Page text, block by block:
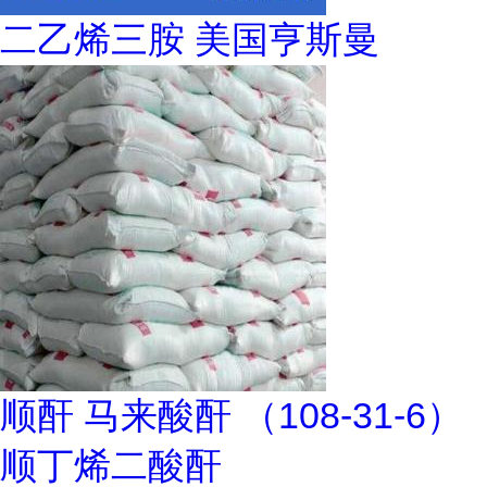
二乙烯三胺 美国亨斯曼
顺酐 马来酸酐 （108-31-6）
顺丁烯二酸酐